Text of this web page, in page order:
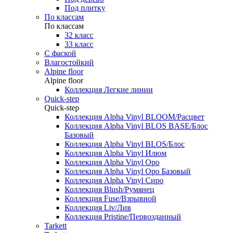
Под плитку
По классам
По классам
32 класс
33 класс
С фаской
Влагостойкий
Alpine floor
Alpine floor
Коллекция Легкие линии
Quick-step
Quick-step
Коллекция Alpha Vinyl BLOOM/Расцвет
Коллекция Alpha Vinyl BLOS BASE/Блос
Базовый
Коллекция Alpha Vinyl BLOS/Блос
Коллекция Alpha Vinyl Илюм
Коллекция Alpha Vinyl Оро
Коллекция Alpha Vinyl Оро Базовый
Коллекция Alpha Vinyl Сиро
Коллекция Blush/Румянец
Коллекция Fuse/Взрывной
Коллекция Liv/Лив
Коллекция Pristine/Первозданный
Tarkett